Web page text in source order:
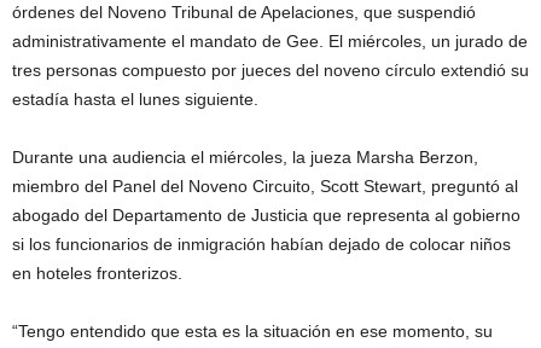
órdenes del Noveno Tribunal de Apelaciones, que suspendió
administrativamente el mandato de Gee. El miércoles, un jurado de
tres personas compuesto por jueces del noveno círculo extendió su
estadía hasta el lunes siguiente.
Durante una audiencia el miércoles, la jueza Marsha Berzon,
miembro del Panel del Noveno Circuito, Scott Stewart, preguntó al
abogado del Departamento de Justicia que representa al gobierno
si los funcionarios de inmigración habían dejado de colocar niños
en hoteles fronterizos.
“Tengo entendido que esta es la situación en ese momento, su